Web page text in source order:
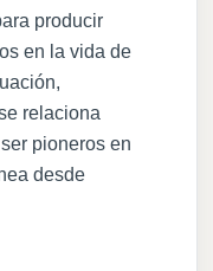
producir
en la vida de
relaciona
pioneros en
desde